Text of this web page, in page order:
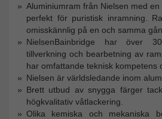
Aluminiumram från Nielsen med
perfekt för puristisk inramning.
omisskännlig på en och samma
NielsenBainbridge har över
tillverkning och bearbetning av
har omfattande teknisk kompetens
Nielsen är världsledande inom
Brett utbud av snygga färger
högkvalitativ våtlackering.
Olika kemiska och mekaniska